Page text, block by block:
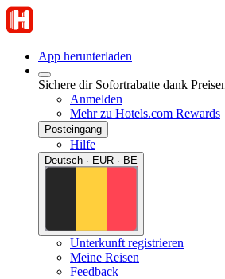
App herunterladen
Sichere dir Sofortrabatte dank
Anmelden
Mehr zu Hotels.com Rewards
Posteingang
Hilfe
Deutsch · EUR · BE
Unterkunft registrieren
Meine Reisen
Feedback